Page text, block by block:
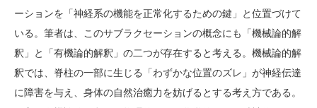
ーションを「神経系の機能を正常化するための鍵」と位置づけて
いる。筆者は、このサブラクセーションの概念にも「機械論的解
釈」と「有機論的解釈」の二つが存在すると考える。機械論的解
釈では、脊柱の一部に生じる「わずかな位置のズレ」が神経伝達
に障害を与え、身体の自然治癒力を妨げるとする考え方である。